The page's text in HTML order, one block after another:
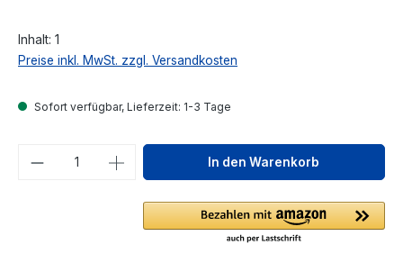
Inhalt: 1
Preise inkl. MwSt. zzgl. Versandkosten
Sofort verfügbar, Lieferzeit: 1-3 Tage
Produkt Anzahl: Gib denIn den Warenkorb